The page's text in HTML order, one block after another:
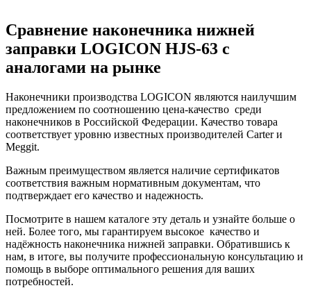
Сравнение наконечника нижней
заправки LOGICON HJS-63 с
аналогами на рынке
Наконечники производства LOGICON являются наилучшим
предложением по соотношению цена-качество среди
наконечников в Российской Федерации. Качество товара
соответствует уровню известных производителей Carter и
Meggit.
Важным преимуществом является наличие сертификатов
соответствия важным нормативным документам, что
подтверждает его качество и надежность.
Посмотрите в нашем каталоге эту деталь и узнайте больше о
ней. Более того, мы гарантируем высокое качество и
надёжность наконечника нижней заправки. Обратившись к
нам, в итоге, вы получите профессиональную консультацию и
помощь в выборе оптимального решения для ваших
потребностей.